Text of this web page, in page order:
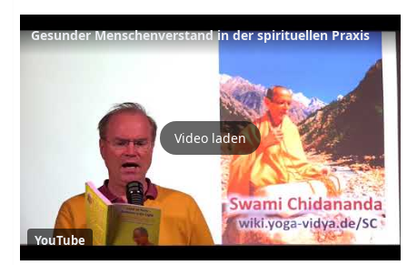
Gesunder Menschenverstand in der spirituellen Praxis
Video laden
YouTube